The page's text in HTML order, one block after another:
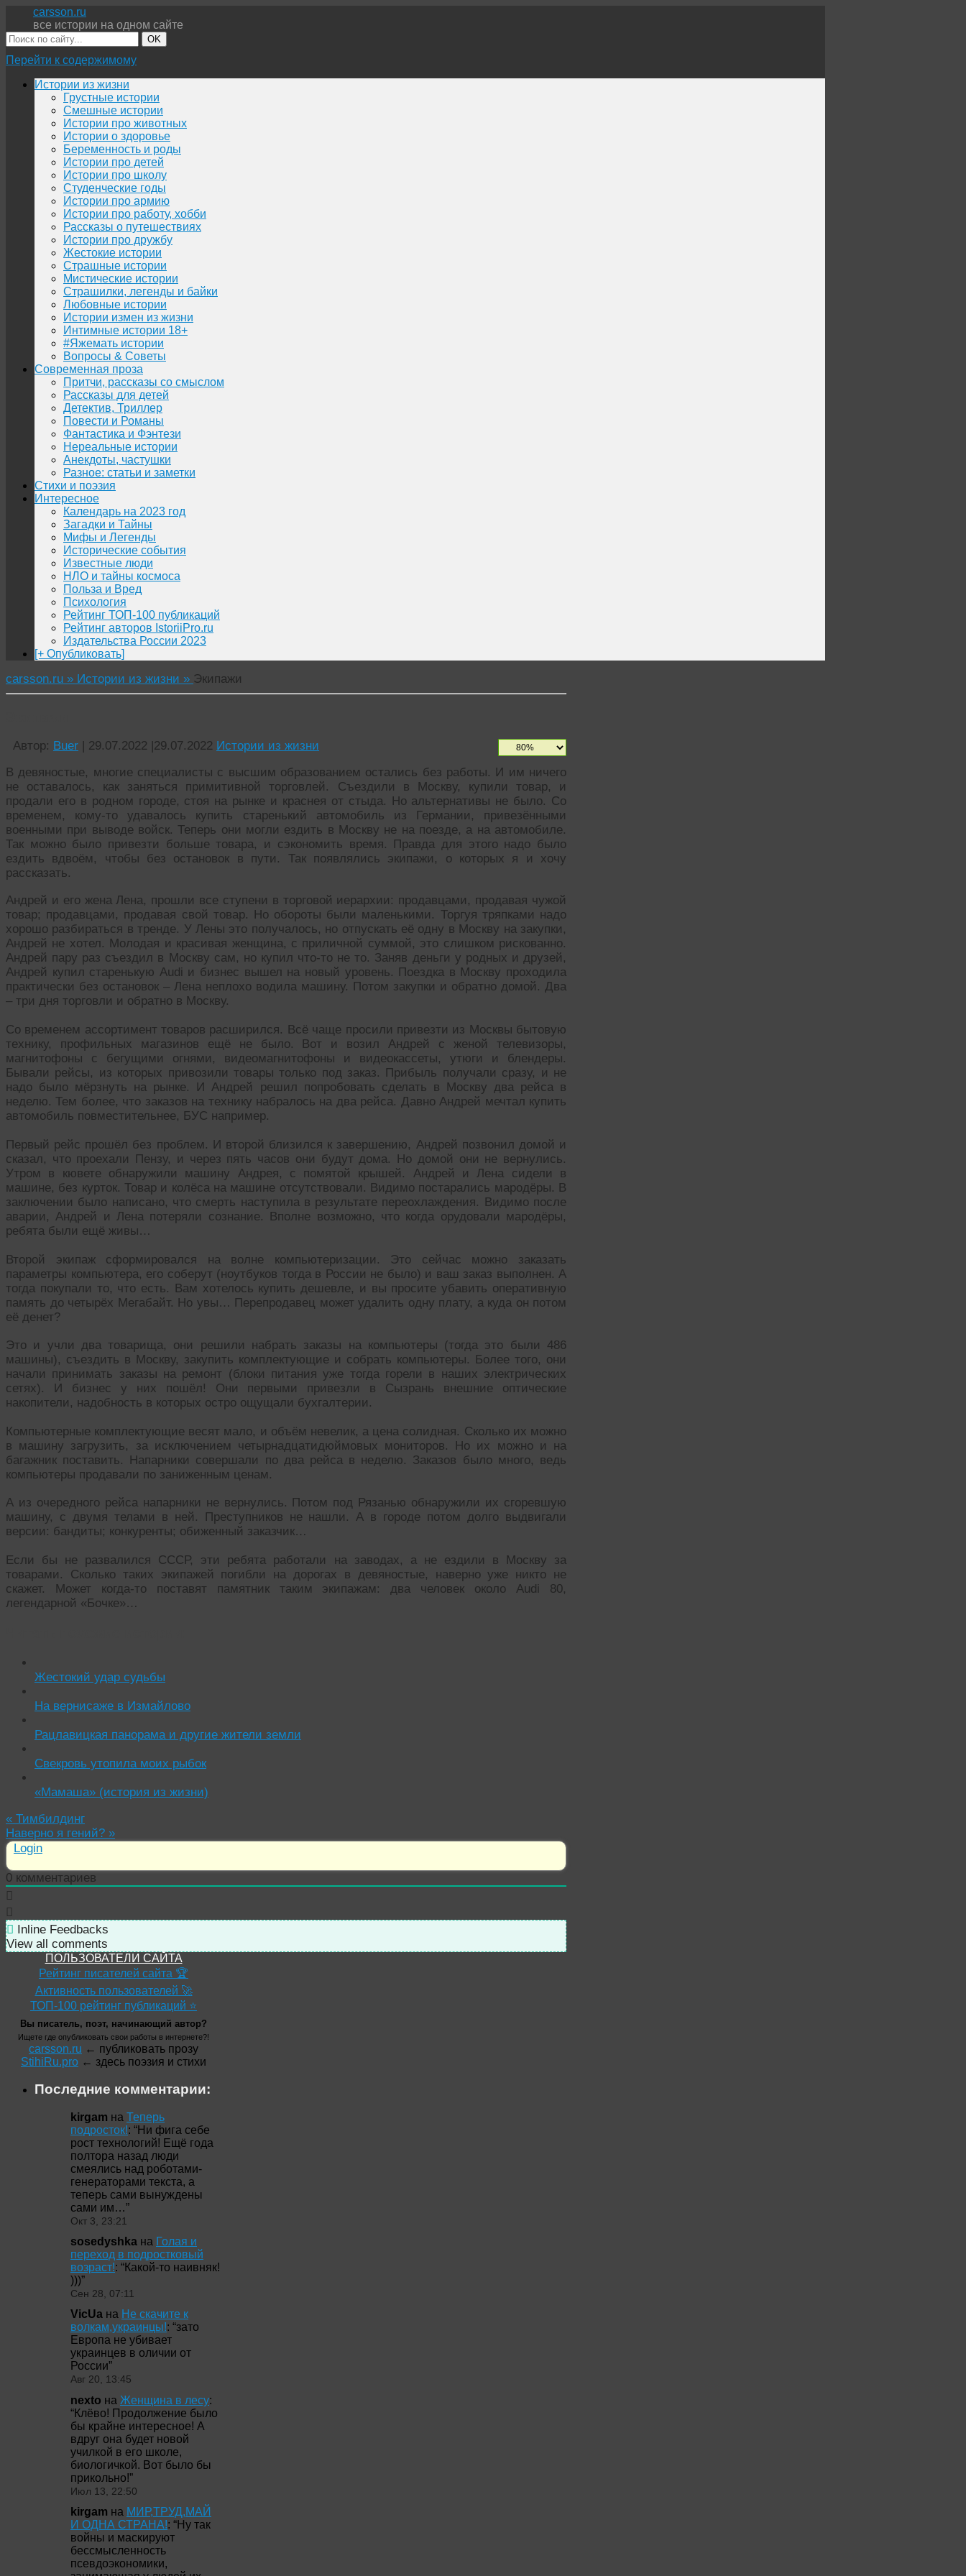
carsson.ru
все истории на одном сайте
OK
Перейти к содержимому
Истории из жизни
Грустные истории
Смешные истории
Истории про животных
Истории о здоровье
Беременность и роды
Истории про детей
Истории про школу
Студенческие годы
Истории про армию
Истории про работу, хобби
Рассказы о путешествиях
Истории про дружбу
Жестокие истории
Страшные истории
Мистические истории
Страшилки, легенды и байки
Любовные истории
Истории измен из жизни
Интимные истории 18+
#Яжемать истории
Вопросы & Советы
Современная проза
Притчи, рассказы со смыслом
Рассказы для детей
Детектив, Триллер
Повести и Романы
Фантастика и Фэнтези
Нереальные истории
Анекдоты, частушки
Разное: статьи и заметки
Стихи и поэзия
Интересное
Календарь на 2023 год
Загадки и Тайны
Мифы и Легенды
Исторические события
Известные люди
НЛО и тайны космоса
Польза и Вред
Психология
Рейтинг ТОП-100 публикаций
Рейтинг авторов IstoriiPro.ru
Издательства России 2023
[+ Опубликовать]
carsson.ru » Истории из жизни » Экипажи
Автор: Buer | 29.07.2022 |29.07.2022 Истории из жизни
В девяностые, многие специалисты с высшим образованием остались без работы. И им ничего
не оставалось, как заняться примитивной торговлей. Съездили в Москву, купили товар, и
продали его в родном городе, стоя на рынке и краснея от стыда. Но альтернативы не было. Со
временем, кому-то удавалось купить старенький автомобиль из Германии, привезёнными
военными при выводе войск. Теперь они могли ездить в Москву не на поезде, а на автомобиле.
Так можно было привезти больше товара, и сэкономить время. Правда для этого надо было
ездить вдвоём, чтобы без остановок в пути. Так появлялись экипажи, о которых я и хочу
рассказать.
Андрей и его жена Лена, прошли все ступени в торговой иерархии: продавцами, продавая чужой
товар; продавцами, продавая свой товар. Но обороты были маленькими. Торгуя тряпками надо
хорошо разбираться в тренде. У Лены это получалось, но отпускать её одну в Москву на закупки,
Андрей не хотел. Молодая и красивая женщина, с приличной суммой, это слишком рискованно.
Андрей пару раз съездил в Москву сам, но купил что-то не то. Заняв деньги у родных и друзей,
Андрей купил старенькую Audi и бизнес вышел на новый уровень. Поездка в Москву проходила
практически без остановок – Лена неплохо водила машину. Потом закупки и обратно домой. Два
– три дня торговли и обратно в Москву.
Со временем ассортимент товаров расширился. Всё чаще просили привезти из Москвы бытовую
технику, профильных магазинов ещё не было. Вот и возил Андрей с женой телевизоры,
магнитофоны с бегущими огнями, видеомагнитофоны и видеокассеты, утюги и блендеры.
Бывали рейсы, из которых привозили товары только под заказ. Прибыль получали сразу, и не
надо было мёрзнуть на рынке. И Андрей решил попробовать сделать в Москву два рейса в
неделю. Тем более, что заказов на технику набралось на два рейса. Давно Андрей мечтал купить
автомобиль повместительнее, БУС например.
Первый рейс прошёл без проблем. И второй близился к завершению, Андрей позвонил домой и
сказал, что проехали Пензу, и через пять часов они будут дома. Но домой они не вернулись.
Утром в кювете обнаружили машину Андрея, с помятой крышей. Андрей и Лена сидели в
машине, без курток. Товар и колёса на машине отсутствовали. Видимо постарались мародёры. В
заключении было написано, что смерть наступила в результате переохлаждения. Видимо после
аварии, Андрей и Лена потеряли сознание. Вполне возможно, что когда орудовали мародёры,
ребята были ещё живы…
Второй экипаж сформировался на волне компьютеризации. Это сейчас можно заказать
параметры компьютера, его соберут (ноутбуков тогда в России не было) и ваш заказ выполнен. А
тогда покупали то, что есть. Вам хотелось купить дешевле, и вы просите убавить оперативную
память до четырёх Мегабайт. Но увы… Перепродавец может удалить одну плату, а куда он потом
её денет?
Это и учли два товарища, они решили набрать заказы на компьютеры (тогда это были 486
машины), съездить в Москву, закупить комплектующие и собрать компьютеры. Более того, они
начали принимать заказы на ремонт (блоки питания уже тогда горели в наших электрических
сетях). И бизнес у них пошёл! Они первыми привезли в Сызрань внешние оптические
накопители, надобность в которых остро ощущали бухгалтерии.
Компьютерные комплектующие весят мало, и объём невелик, а цена солидная. Сколько их можно
в машину загрузить, за исключением четырнадцатидюймовых мониторов. Но их можно и на
багажник поставить. Напарники совершали по два рейса в неделю. Заказов было много, ведь
компьютеры продавали по заниженным ценам.
А из очередного рейса напарники не вернулись. Потом под Рязанью обнаружили их сгоревшую
машину, с двумя телами в ней. Преступников не нашли. А в городе потом долго выдвигали
версии: бандиты; конкуренты; обиженный заказчик…
Если бы не развалился СССР, эти ребята работали на заводах, а не ездили в Москву за
товарами. Сколько таких экипажей погибли на дорогах в девяностые, наверно уже никто не
скажет. Может когда-то поставят памятник таким экипажам: два человек около Audi 80,
легендарной «Бочке»…
Жестокий удар судьбы
На вернисаже в Измайлово
Рацлавицкая панорама и другие жители земли
Свекровь утопила моих рыбок
«Мамаша» (история из жизни)
« Тимбилдинг
Наверно я гений? »
Login
0 комментариев
Inline Feedbacks
View all comments
ПОЛЬЗОВАТЕЛИ САЙТА
Рейтинг писателей сайта 🏆
Активность пользователей 🚀
ТОП-100 рейтинг публикаций ⭐
Вы писатель, поэт, начинающий автор?
Ищете где опубликовать свои работы в интернете?!
carsson.ru ← публиковать прозу
StihiRu.pro ← здесь поэзия и стихи
Последние комментарии:
kirgam на Теперь
подросток!: “Ни фига себе
рост технологий! Ещё года
полтора назад люди
смеялись над роботами-
генераторами текста, а
теперь сами вынуждены
сами им…”
Окт 3, 23:21
sosedyshka на Голая и
переход в подростковый
возраст!: “Какой-то наивняк!
)))”
Сен 28, 07:11
VicUa на Не скачите к
волкам,украинцы!: “зато
Европа не убивает
украинцев в оличии от
России”
Авг 20, 13:45
nexto на Женщина в лесу:
“Клёво! Продолжение было
бы крайне интересное! А
вдруг она будет новой
училкой в его школе,
биологичкой. Вот было бы
прикольно!”
Июл 13, 22:50
kirgam на МИР,ТРУД,МАЙ
И ОДНА СТРАНА!: “Ну так
войны и маскируют
бессмысленность
псевдоэкономики,